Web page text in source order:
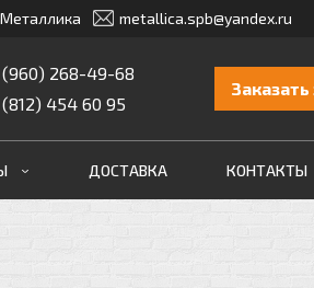
Металлика metallica.spb@yandex.ru
(960) 268-49-68
454 60 95
ДОСТАВКА КОНТАКТЫ